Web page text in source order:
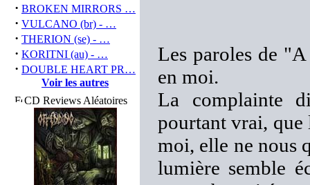
· BROKEN MIRRORS …
· VULCANO (br) - …
· THERION (se) - …
· KORITNI (au) - …
· DOUBLE HEART PR…
Voir les autres
CD Reviews Aléatoires
Les paroles de
en moi.
La complainte
pourtant vrai, que
moi, elle ne nous
lumière semble